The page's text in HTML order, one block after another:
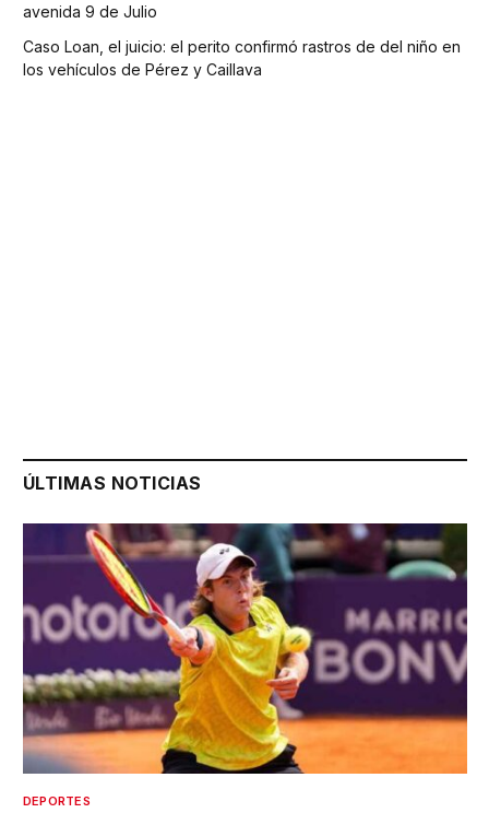
avenida 9 de Julio
Caso Loan, el juicio: el perito confirmó rastros de del niño en
los vehículos de Pérez y Caillava
ÚLTIMAS NOTICIAS
DEPORTES